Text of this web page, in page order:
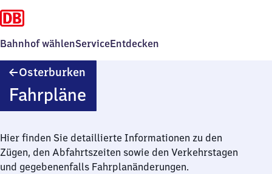
Bahnhof wählenServiceEntdecken
Osterburken
Fahrpläne
Hier finden Sie detaillierte Informationen zu den
Zügen, den Abfahrtszeiten sowie den Verkehrstagen
und gegebenenfalls Fahrplanänderungen.